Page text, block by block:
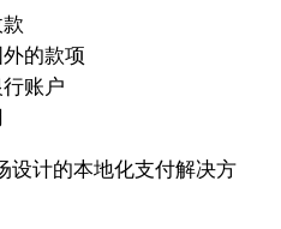
的款项
账户
设计的本地化支付解决方